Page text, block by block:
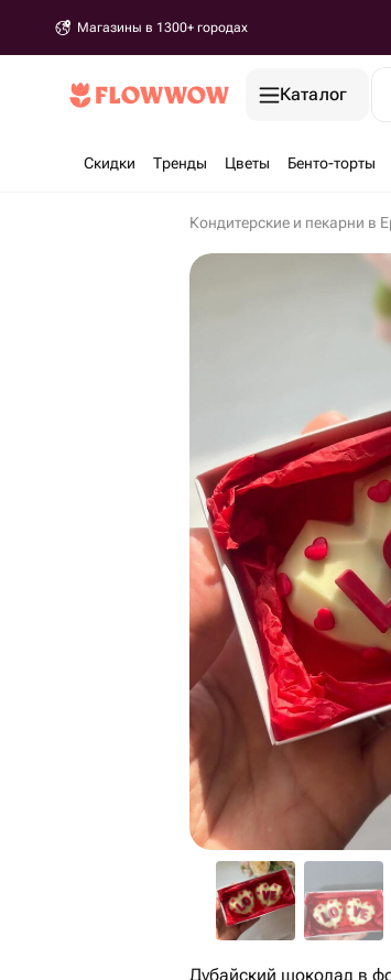
Магазины в 1300+ городах
Каталог
Скидки Тренды Цветы Бенто-торты
Кондитерские и пекарни в
Дубайский шоколад в